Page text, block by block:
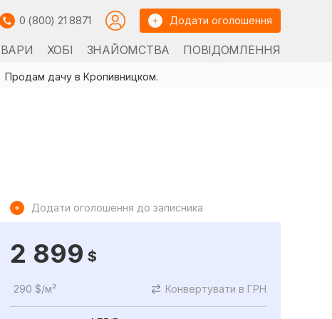
0 (800) 21 8871 Додати оголошення
ХОБІ ЗНАЙОМСТВА ПОВІДОМЛЕННЯ
Продам дачу в Кропивницком.
Додати оголошення до записника
2 899 $
290 $/м² Конвертувати в ГРН